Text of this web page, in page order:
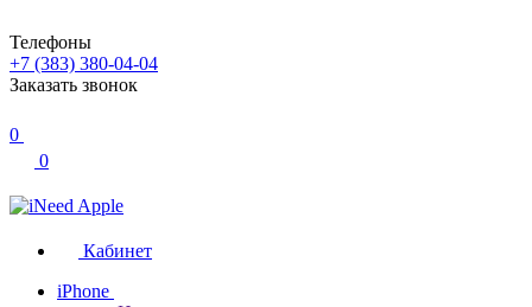
Телефоны
+7 (383) 380-04-04
Заказать звонок
0
0
Кабинет
iPhone